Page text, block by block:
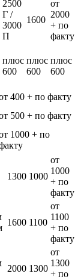
2500
Г /
3000
П
1600
от
2000
+ по
факту
плюс
600
плюс
600
плюс
600
400 + по факту
500 + по факту
1000 + по
1300 1000
от
1000
+ по
факту
1600 1100
от
1100
+ по
факту
2000 1300
от
1300
+ по